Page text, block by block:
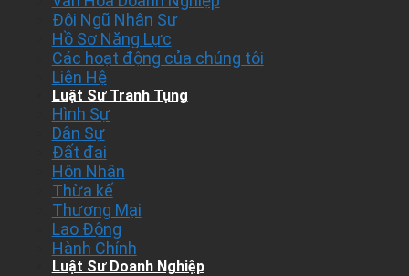
Đội Ngũ Nhân Sự
Hồ Sơ Năng Lực
Các hoạt động của chúng tôi
Liên Hệ
Luật Sư Tranh Tụng
Hình Sự
Dân Sự
Đất đai
Hôn Nhân
Thừa kế
Thương Mại
Lao Động
Hành Chính
Luật Sư Doanh Nghiệp